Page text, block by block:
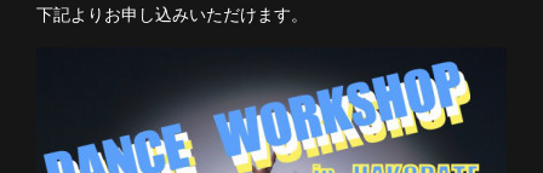
下記よりお申し込みいただけます。